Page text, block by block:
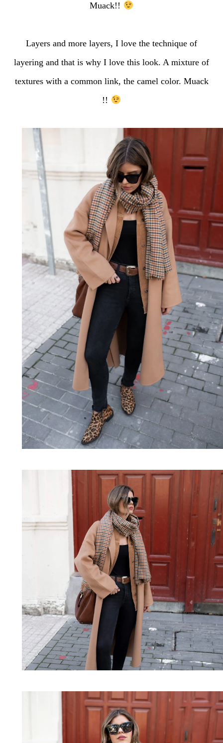
Muack!!
Layers and more layers, I love the technique of
layering and that is why I love this look. A mixture of
textures with a common link, the camel color. Muack
!!